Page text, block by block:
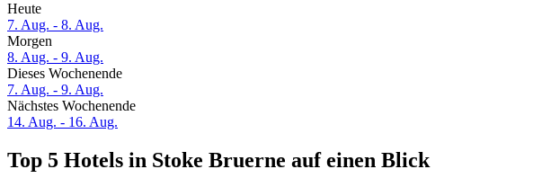
Heute
7. Aug. - 8. Aug.
Morgen
8. Aug. - 9. Aug.
Dieses Wochenende
7. Aug. - 9. Aug.
Nächstes Wochenende
14. Aug. - 16. Aug.
Top 5 Hotels in Stoke Bruerne auf einen Blick